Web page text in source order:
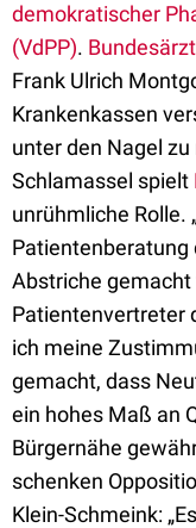
demokratischer
(VdPP).
Frank Ulrich
Krankenkassen
unter den Nagel
Schlamassel spielt
unrühmliche Rolle.
Patientenberatung
Abstriche gemacht
Patientenvertreter
ich meine
gemacht, dass
ein hohes Maß an
Bürgernähe
schenken
Klein-Schmeink: